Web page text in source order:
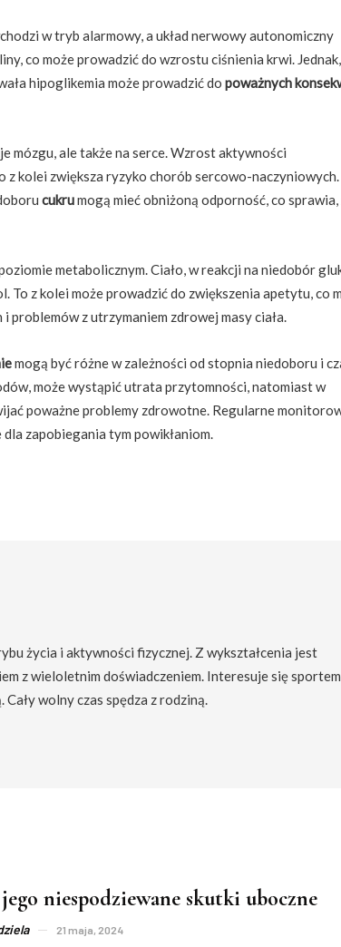
w tryb alarmowy, a układ nerwowy autonomiczny
co może prowadzić do wzrostu ciśnienia krwi.
hipoglikemia może prowadzić do poważnych
mózgu, ale także na serce. Wzrost aktywności
z kolei zwiększa ryzyko chorób sercowo-naczyniowych.
cukrumogą mieć obniżoną odporność, co sprawia,
metabolicznym. Ciało, w reakcji na niedobór
To z kolei może prowadzić do zwiększenia apetytu, co
z utrzymaniem zdrowej masy ciała.
mogą być różne w zależności od stopnia niedoboru i
może wystąpić utrata przytomności, natomiast w
poważne problemy zdrowotne. Regularne
zapobiegania tym powikłaniom.
życia i aktywności fizycznej. Z wykształcenia jest
z wieloletnim doświadczeniem. Interesuje się sportem
wolny czas spędza z rodziną.
niespodziewane skutki uboczne
21 maja, 2024